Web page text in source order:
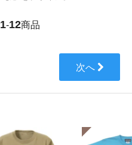
1-12商品
次へ